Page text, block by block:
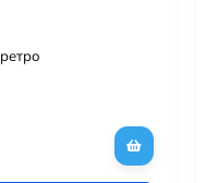
ретро